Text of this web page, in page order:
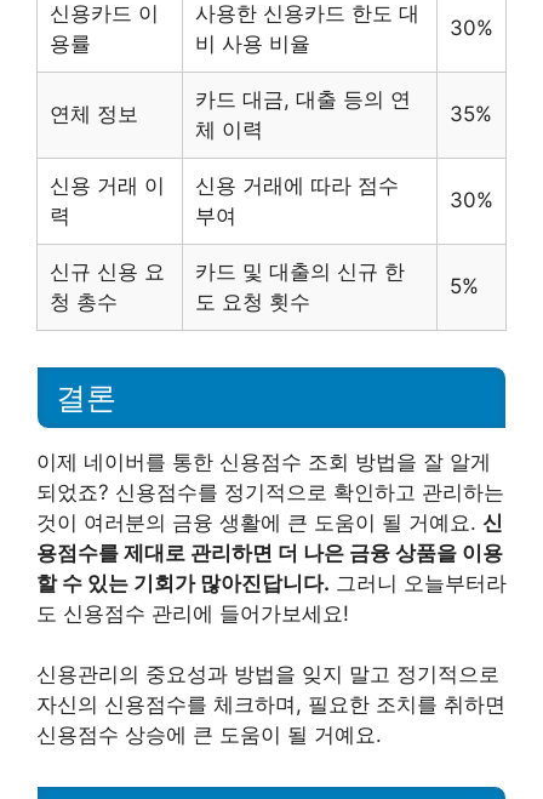
신용카드 이
용률
사용한 신용카드 한도 대
비 사용 비율
30%
연체 정보
카드 대금, 대출 등의 연
체 이력
35%
신용 거래 이
력
신용 거래에 따라 점수
부여
30%
신규 신용 요
청 총수
카드 및 대출의 신규 한
도 요청 횟수
5%
결론
이제 네이버를 통한 신용점수 조회 방법을 잘 알게
되었죠? 신용점수를 정기적으로 확인하고 관리하는
것이 여러분의 금융 생활에 큰 도움이 될 거예요. 신
용점수를 제대로 관리하면 더 나은 금융 상품을 이용
할 수 있는 기회가 많아진답니다. 그러니 오늘부터라
도 신용점수 관리에 들어가보세요!
신용관리의 중요성과 방법을 잊지 말고 정기적으로
자신의 신용점수를 체크하며, 필요한 조치를 취하면
신용점수 상승에 큰 도움이 될 거예요.